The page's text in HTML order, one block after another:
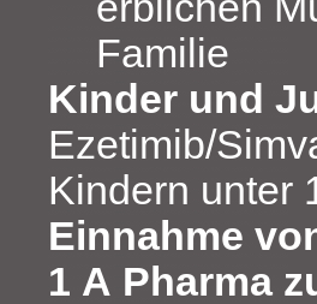
Familie
Kinder und
Ezetimib/
Kindern unter
Einnahme
1 A Pharma